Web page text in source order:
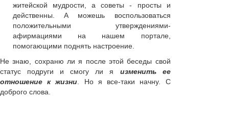
житейской мудрости, а советы - просты и
действенны. А можешь воспользоваться
положительными утверждениями-
афирмациями на нашем портале,
помогающими поднять настроение.
Не знаю, сохраню ли я после этой беседы свой
статус подруги и смогу ли я изменить ее
отношение к жизни. Но я все-таки начну. С
доброго слова.